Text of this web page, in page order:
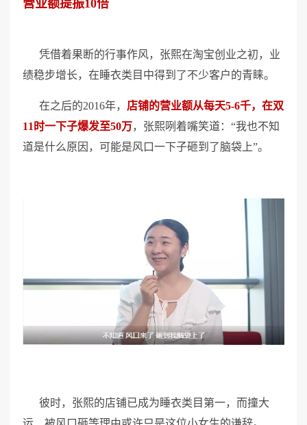
营业额提振10倍
凭借着果断的行事作风，张熙在淘宝创业之初，业
绩稳步增长，在睡衣类目中得到了不少客户的青睐。
在之后的2016年， 店铺的营业额从每天5-6千，在双
11时一下子爆发至50万，张熙咧着嘴笑道：“我也不知
道是什么原因，可能是风口一下子砸到了脑袋上”。
彼时，张熙的店铺已成为睡衣类目第一，而撞大